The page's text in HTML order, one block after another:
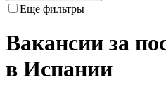
Ещё фильтры
Вакансии за
в Испании